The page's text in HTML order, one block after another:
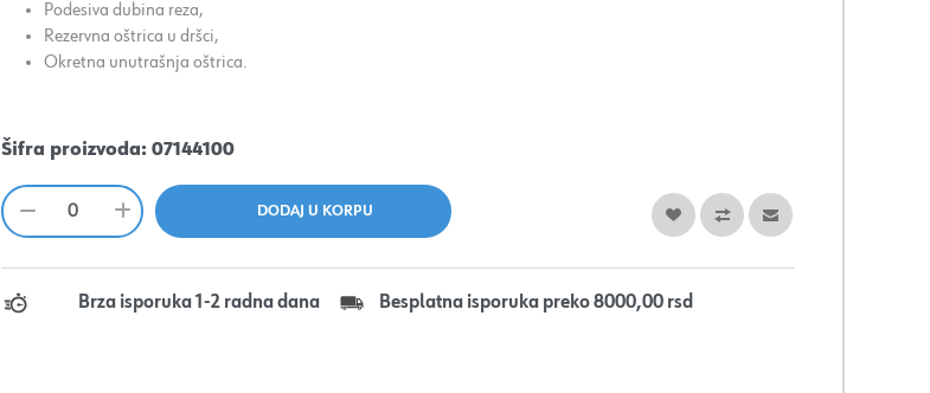
Podesiva dubina reza,
Rezervna oštrica u dršci,
Okretna unutrašnja oštrica.
Šifra proizvoda: 07144100
Brza isporuka 1-2 radna dana Besplatna isporuka preko 8000,00 rsd